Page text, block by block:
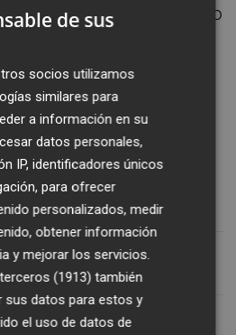
el primer partido político
Hoy, la moción
por Vox, la ha
posible.
CF
de sus
socios utilizamos
similares para
a información en su
datos personales,
IP, identificadores únicos
para ofrecer
personalizados, medir
obtener información
y mejorar los servicios.
(1913) también
sus datos para estos y
el uso de datos de